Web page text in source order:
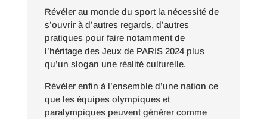
Révéler au monde du sport la nécessité de
s’ouvrir à d’autres regards, d’autres
pratiques pour faire notamment de
l’héritage des Jeux de PARIS 2024 plus
qu’un slogan une réalité culturelle.
Révéler enfin à l’ensemble d’une nation ce
que les équipes olympiques et
paralympiques peuvent générer comme